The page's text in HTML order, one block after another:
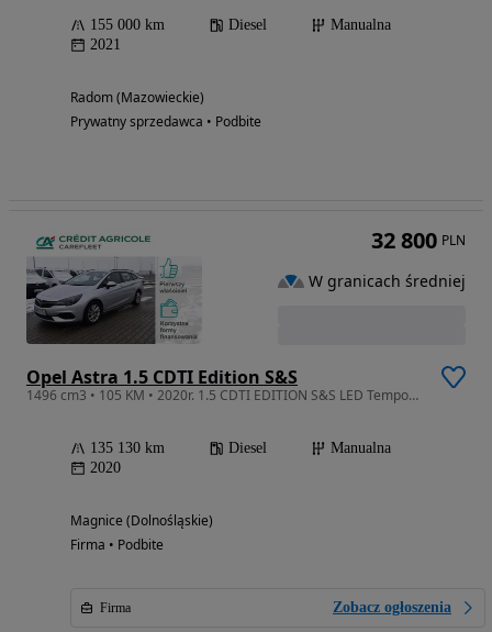
155 000 km Diesel
Manualna
2021
Radom (Mazowieckie)
Prywatny sprzedawca • Podbite
Opel Astra 1.5 CDTI Edition S&S
1496 cm3 • 105 KM • 2020r. 1.5 CDTI EDITION S&S LED Tempomat Salon Polska WW283SH
135 130 km Diesel
Manualna
2020
Magnice (Dolnośląskie)
Firma • Podbite
Firma Zobacz ogłoszenia
32 800 PLN
W granicach średniej